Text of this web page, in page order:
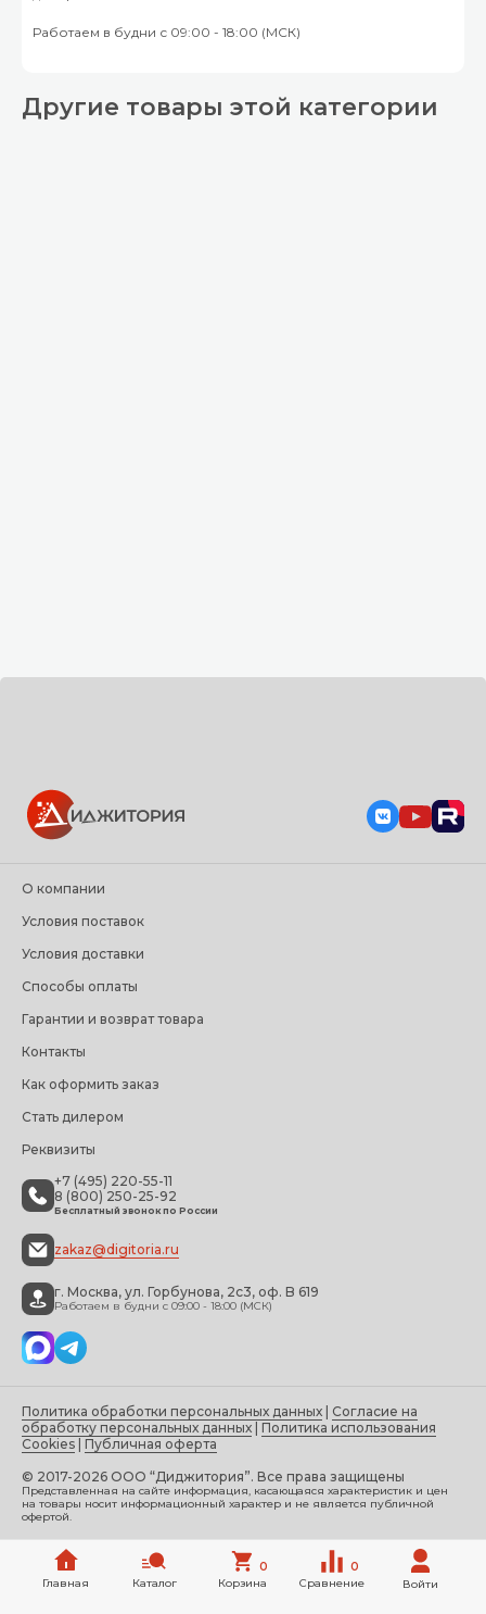
Работаем в будни с 09:00 - 18:00 (МСК)
Другие товары этой категории
+7 (495) 220-55-11
8 (800) 250-25-92
Бесплатный звонок по России
zakaz@digitoria.ru
г. Москва, ул. Горбунова, 2с3, оф. B 619
Работаем в будни с 09:00 - 18:00 (МСК)
О компании
Условия поставок
Условия доставки
Способы оплаты
Гарантии и возврат товара
Контакты
Как оформить заказ
Стать дилером
Реквизиты
Политика обработки персональных данных
Согласие на
обработку персональных данных Политика использования
Cookies Публичная оферта
© 2017-2026 ООО “Диджитория”. Все права защищены
Представленная на сайте информация, касающаяся характеристик и цен
на товары носит информационный характер и не является публичной
офертой.
Главная Каталог
0
Корзина
0
Сравнение
Войти